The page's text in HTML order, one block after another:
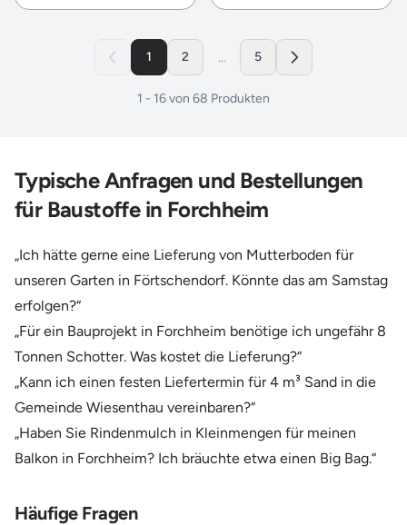
1 2 ... 5
1 - 16von 68 Produkten
Typische Anfragen und Bestellungen
für Baustoffe in Forchheim
„Ich hätte gerne eine Lieferung von Mutterboden für
unseren Garten in Förtschendorf. Könnte das am Samstag
erfolgen?“
„Für ein Bauprojekt in Forchheim benötige ich ungefähr 8
Tonnen Schotter. Was kostet die Lieferung?“
„Kann ich einen festen Liefertermin für 4 m³ Sand in die
Gemeinde Wiesenthau vereinbaren?“
„Haben Sie Rindenmulch in Kleinmengen für meinen
Balkon in Forchheim? Ich bräuchte etwa einen Big Bag.“
Häufige Fragen